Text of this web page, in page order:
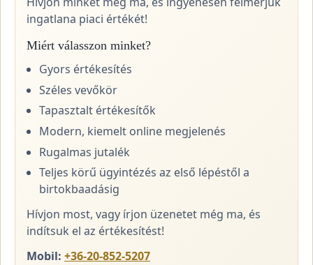
ingatlana piaci értékét!
Miért válasszon minket?
Gyors értékesítés
Széles vevőkör
Tapasztalt értékesítők
Modern, kiemelt online megjelenés
Rugalmas jutalék
Teljes körű ügyintézés az első lépéstől a
birtokbaadásig
Hívjon most, vagy írjon üzenetet még ma, és
indítsuk el az értékesítést!
Mobil: +36-20-852-5207